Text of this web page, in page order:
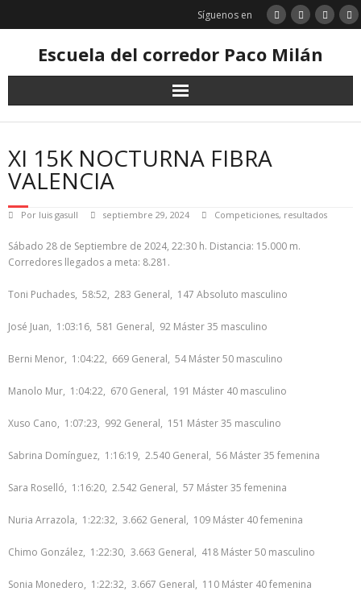
Síguenos en
Escuela del corredor Paco Milán
XI 15K NOCTURNA FIBRA
VALENCIA
Por luis gasull septiembre 29, 2024 Competiciones, resultados
Sábado 28 de Septiembre de 2024, 22:30 h. Distancia: 15.000 m.
Corredores llegados a meta: 8.281.
Toni Puchades, 58:52, 283 General, 147 Absoluto masculino
José Juan, 1:03:16, 581 General, 92 Máster 35 masculino
Berni Menor, 1:04:22, 669 General, 54 Máster 50 masculino
Manolo Mur, 1:04:22, 670 General, 191 Máster 40 masculino
Xuso Cano, 1:07:23, 992 General, 151 Máster 35 masculino
Sabrina Domínguez, 1:16:19, 2.540 General, 56 Máster 35 femenina
Sara Roselló, 1:16:20, 2.542 General, 57 Máster 35 femenina
Nuria Arrazola, 1:22:32, 3.662 General, 109 Máster 40 femenina
Chimo González, 1:22:30, 3.663 General, 418 Máster 50 masculino
Sonia Monedero, 1:22:32, 3.667 General, 110 Máster 40 femenina